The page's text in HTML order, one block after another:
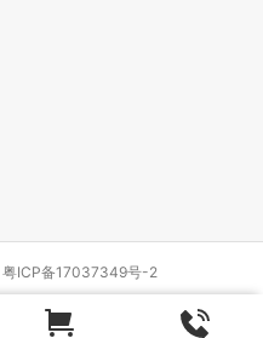
粤ICP备17037349号-2